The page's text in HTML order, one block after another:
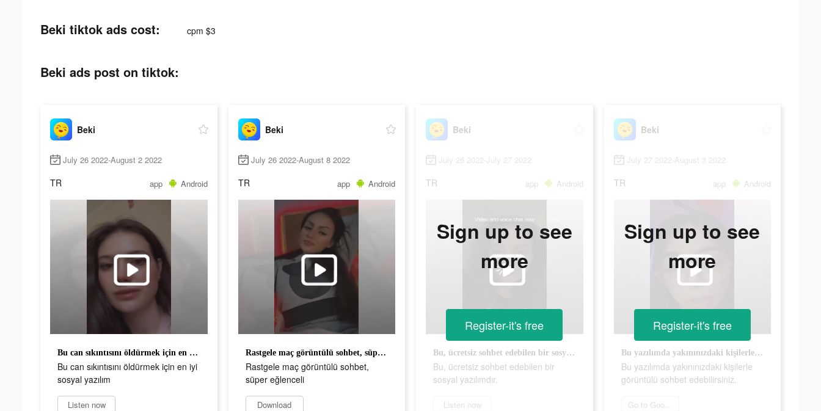
Beki tiktok ads cost: cpm $3
Beki ads post on tiktok:
Beki
July 26 2022-August 2 2022
TR app Android
Bu can sıkıntısını öldürmek için en iyi sosyal yazılım
Bu can sıkıntısını öldürmek için en iyi
sosyal yazılım
Listen now
Beki
July 26 2022-August 8 2022
TR app Android
Rastgele maç görüntülü sohbet, süper eğlenceli
Rastgele maç görüntülü sohbet,
süper eğlenceli
Download
Beki
July 26 2022-July 27 2022
TR app Android
Bu, ücretsiz sohbet edebilen bir sosyal yazılımdır.
Bu, ücretsiz sohbet edebilen bir
sosyal yazılımdır.
Listen now
Sign up to see
more
Register-it's free
Beki
July 27 2022-August 3 2022
TR app Android
Bu yazılımda yakınınızdaki kişilerle görüntülü sohbet edebilirsiniz.
Bu yazılımda yakınınızdaki kişilerle
görüntülü sohbet edebilirsiniz.
Go to Google Play
Sign up to see
more
Register-it's free